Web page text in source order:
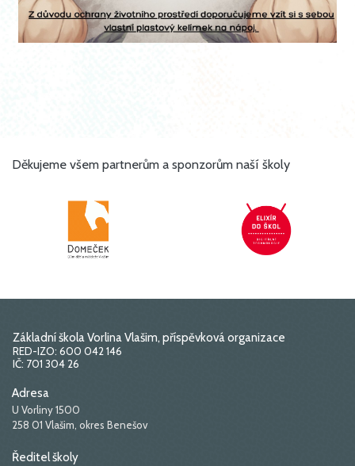
Děkujeme všem partnerům a sponzorům naší školy
Základní škola Vorlina Vlašim, příspěvková organizace
RED-IZO: 600 042 146
IČ: 701 304 26
Adresa
U Vorliny 1500
258 01 Vlašim, okres Benešov
Ředitel školy